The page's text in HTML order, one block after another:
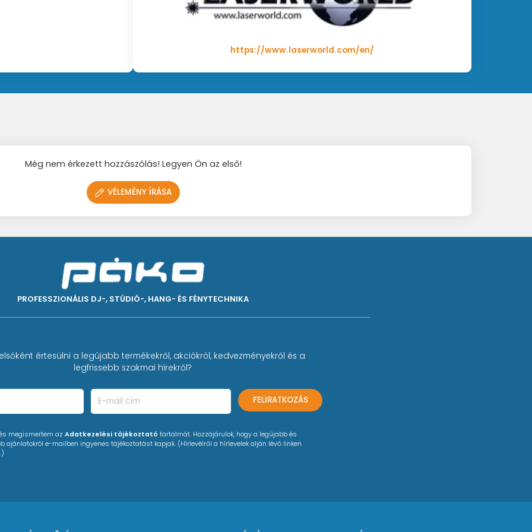
hálózati interfésszel és ingyenes lézervezérlő szoftverrel rendelkezik!
konverterként) működik és lehetővé teszi az ILDA streaminget.
streaming, integrált SD-kártya, automata, master-slave
reteszelő , teljes verziójú Showeditor szoftver licenc
https://www.laserworld.com/en/
Még nem érkezett hozzászólás! Legyen Ön az első!
VÉLEMÉNY ÍRÁSA
PROFESSZIONÁLIS DJ-, STÚDIÓ-, HANG- ÉS FÉNYTECHNIKA
értesülni a legújabb termékekről, akciókról, kedvezményekről és a
legfrissebb szakmai hírekről?
FELIRATKOZÁS
megismertem az Adatkezelési tájékoztató tartalmát. Hozzájárulok, hogy a legújabb és
ajánlatokról e-mailben ingyenes tájékoztatást kapjak. (Hírlevélről a hírlevelek alján lévő linken